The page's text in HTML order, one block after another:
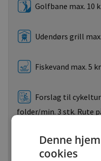
Golfbane max. 10
Udendørs grill
Fiskevand max. 5
Forslag til
folder/min. 3 stk. Rute
Forslag til
på mindst 3 km.
Denne
cookies